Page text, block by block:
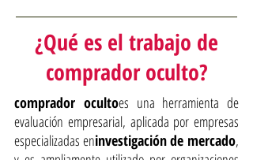
¿Qué es el trabajo de
comprador oculto?
comprador ocultoes una herramienta de
evaluación empresarial, aplicada por empresas
especializadas eninvestigación de mercado,